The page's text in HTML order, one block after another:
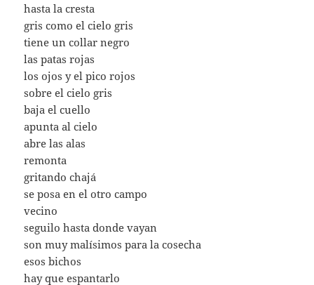
hasta la cresta
gris como el cielo gris
tiene un collar negro
las patas rojas
los ojos y el pico rojos
sobre el cielo gris
baja el cuello
apunta al cielo
abre las alas
remonta
gritando chajá
se posa en el otro campo
vecino
seguilo hasta donde vayan
son muy malísimos para la cosecha
esos bichos
hay que espantarlo